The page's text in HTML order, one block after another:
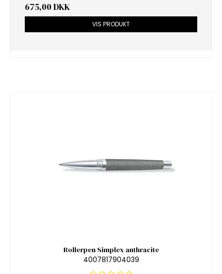
675,00 DKK
VIS PRODUKT
Rollerpen Simplex anthracite
4007817904039